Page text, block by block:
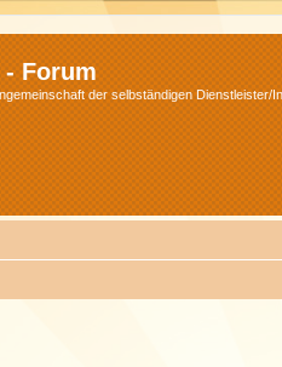
- Forum
der selbständigen Dienstleister/